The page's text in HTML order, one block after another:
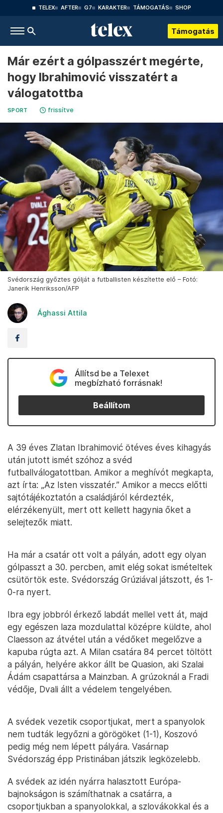
TELEX AFTER G7 KARAKTER TÁMOGATÁS SHOP
Támogatás
Már ezért a gólpasszért megérte,
hogy Ibrahimović visszatért a
válogatottba
SPORT frissítve
Svédország győztes gólját a futballisten készítette elő – Fotó:
Janerik Henriksson/AFP
Ághassi Attila
Állítsd be a Telexet
megbízható forrásnak!
Beállítom
A 39 éves Zlatan Ibrahimović ötéves éves kihagyás
után jutott ismét szóhoz a svéd
futballválogatottban. Amikor a meghívót megkapta,
azt írta: „Az Isten visszatér.” Amikor a meccs előtti
sajtótájékoztatón a családjáról kérdezték,
elérzékenyült, mert ott kellett hagynia őket a
selejtezők miatt.
Ha már a csatár ott volt a pályán, adott egy olyan
gólpasszt a 30. percben, amit elég sokat ismételtek
csütörtök este. Svédország Grúziával játszott, és 1-
0-ra nyert.
Ibra egy jobbról érkező labdát mellel vett át, majd
egy egészen laza mozdulattal középre küldte, ahol
Claesson az átvétel után a védőket megelőzve a
kapuba rúgta azt. A Milan csatára 84 percet töltött
a pályán, helyére akkor állt be Quasion, aki Szalai
Ádám csapattársa a Mainzban. A grúzoknál a Fradi
védője, Dvali állt a védelem tengelyében.
A svédek vezetik csoportjukat, mert a spanyolok
nem tudták legyőzni a görögöket (1-1), Koszovó
pedig még nem lépett pályára. Vasárnap
Svédország épp Pristinában játszik legközelebb.
A svédek az idén nyárra halasztott Európa-
bajnokságon is számíthatnak a csatárra, a
csoportjukban a spanyolokkal, a szlovákokkal és a